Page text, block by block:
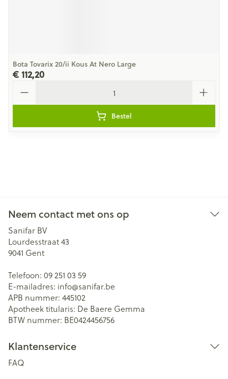
Bota Tovarix 20/ii Kous At Nero Large
€ 112,20
Bestel
Neem contact met ons op
Sanifar BV
Lourdesstraat 43
9041 Gent
Telefoon: 09 251 03 59
E-mailadres: info@sanifar.be
APB nummer: 445102
Apotheek titularis: De Baere Gemma
BTW nummer: BE0424456756
Klantenservice
FAQ